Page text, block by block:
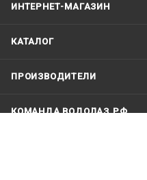
ИНТЕРНЕТ-МАГАЗИН
КАТАЛОГ
ПРОИЗВОДИТЕЛИ
КОМАНДА ВОДОЛАЗ.РФ